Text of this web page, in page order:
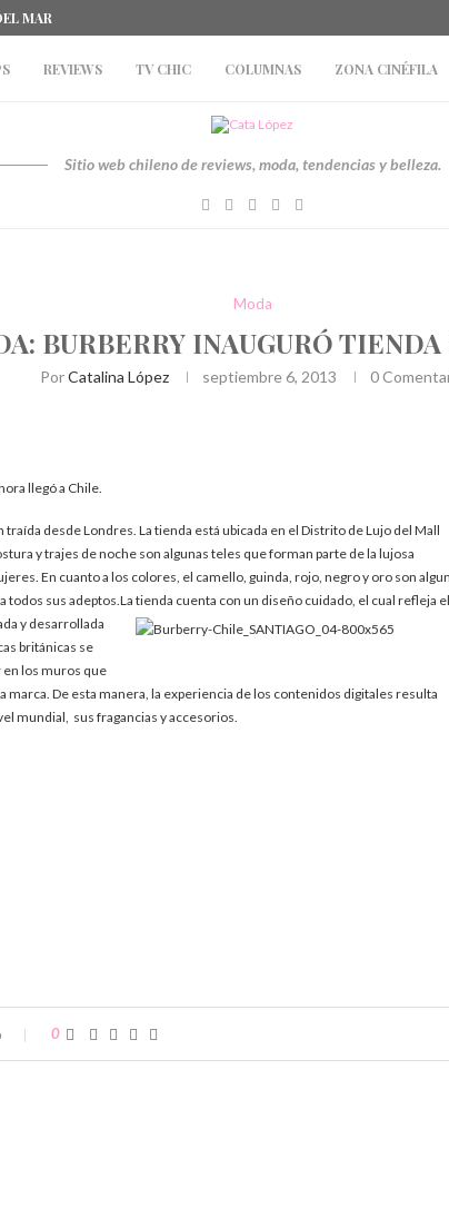
MAR
REVIEWS TV CHIC COLUMNAS ZONA CINÉFILA
Sitio web chileno de reviews, moda, tendencias y belleza.
Moda
BURBERRY INAUGURÓ
PorCatalina López septiembre 6, 2013 0
llegó a Chile.
desde Londres. La tienda está ubicada en el Distrito de Lujo del Mall
y trajes de noche son algunas teles que forman parte de la lujosa
En cuanto a los colores, el camello, guinda, rojo, negro y oro son
todos sus adeptos.La tienda cuenta con un diseño cuidado, el cual refleja el
y desarrollada
británicas se
los muros que
De esta manera, la experiencia de los contenidos digitales resulta
mundial, sus fragancias y accesorios.
0